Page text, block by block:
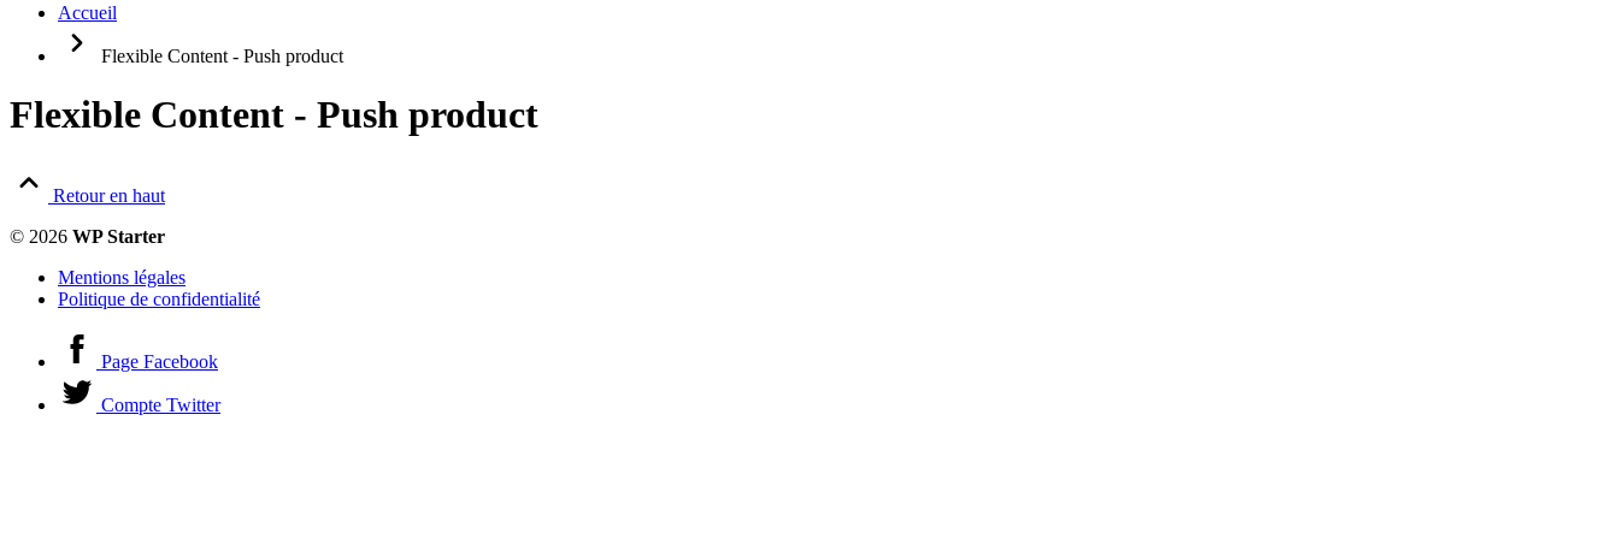
Articles liés
Avantages / Inconvénients
Billboard
Carte
Colonnes
Éléments clés
Définitions
Fichier
Galerie photo
Image + Texte
Image(s)
Introduction
Média
Note, évaluation
Note globale
Section (ouverture / fermeture)
Accueil
Flexible Content - Push product
Flexible Content - Push product
Retour en haut
© 2026 WP Starter
Mentions légales
Politique de confidentialité
Page Facebook
Compte Twitter